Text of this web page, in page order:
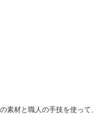
材と職人の手技を使っ